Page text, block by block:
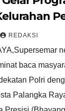
REDAKSI
baca
Polri
Palangka